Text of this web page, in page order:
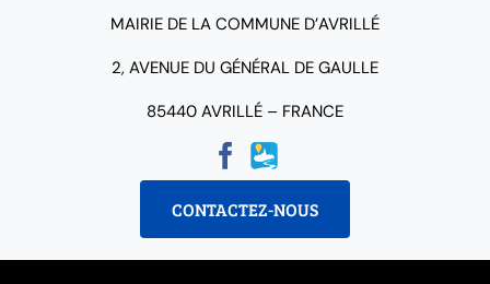
MAIRIE DE LA COMMUNE D’AVRILLÉ
2, AVENUE DU GÉNÉRAL DE GAULLE
85440 AVRILLÉ – FRANCE
CONTACTEZ-NOUS